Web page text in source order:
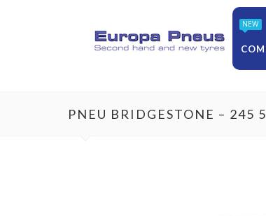
NEW
PNEU BRIDGESTONE – 245